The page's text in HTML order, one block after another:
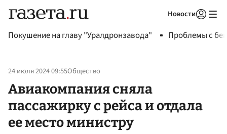
Новости
Покушение на главу "Уралдронзавода" Проблемы с
24 июля 2024 09:55Общество
Авиакомпания сняла
пассажирку с рейса и отдала
ее место министру